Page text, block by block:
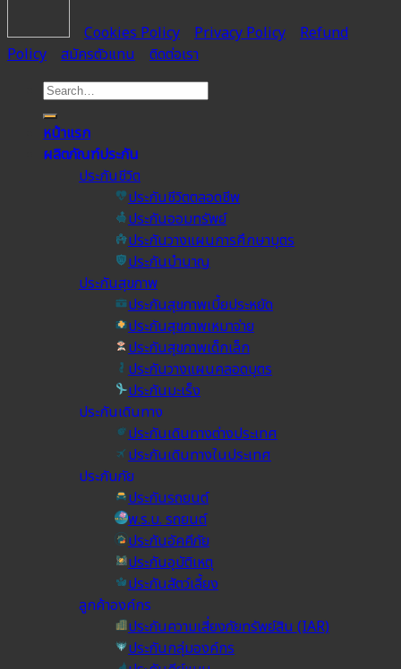
Cookies Policy Privacy Policy
Refund
Policy
สมัครตัวแทน ติดต่อเรา
หน้าแรก
ผลิตภัณฑ์ประกัน
ประกันชีวิต
ประกันชีวิตตลอดชีพ
ประกันออมทรัพย์
ประกันวางแผนการศึกษาบุตร
ประกันบำนาญ
ประกันสุขภาพ
ประกันสุขภาพเบี้ยประหยัด
ประกันสุขภาพเหมาจ่าย
ประกันสุขภาพเด็กเล็ก
ประกันวางแผนคลอดบุตร
ประกันมะเร็ง
ประกันเดินทาง
ประกันเดินทางต่างประเทศ
ประกันเดินทางในประเทศ
ประกันภัย
ประกันรถยนต์
พ.ร.บ. รถยนต์
ประกันอัคคีภัย
ประกันอุบัติเหตุ
ประกันสัตว์เลี้ยง
ลูกค้าองค์กร
ประกันความเสี่ยงภัยทรัพย์สิน (IAR)
ประกันกลุ่มองค์กร